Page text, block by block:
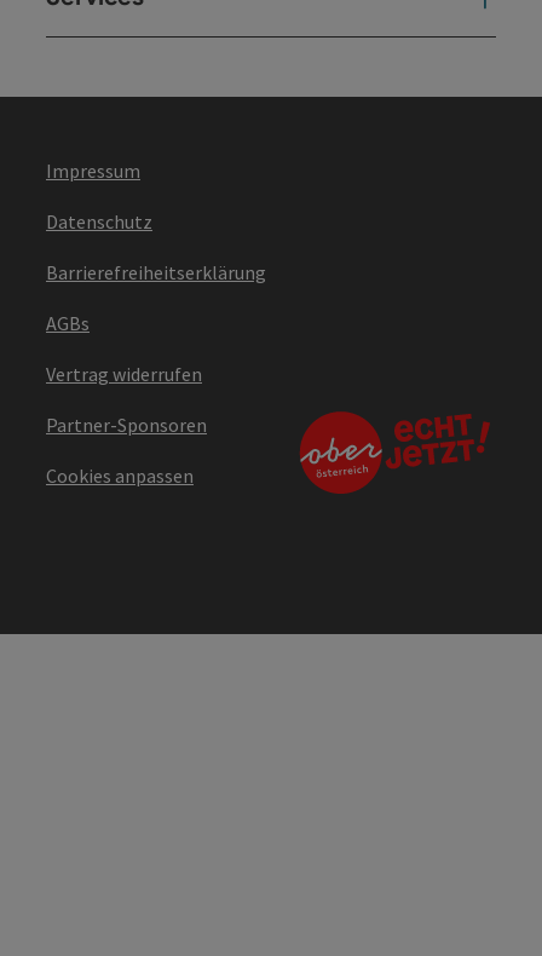
Impressum
Datenschutz
Barrierefreiheitserklärung
AGBs
Vertrag widerrufen
Partner-Sponsoren
Cookies anpassen